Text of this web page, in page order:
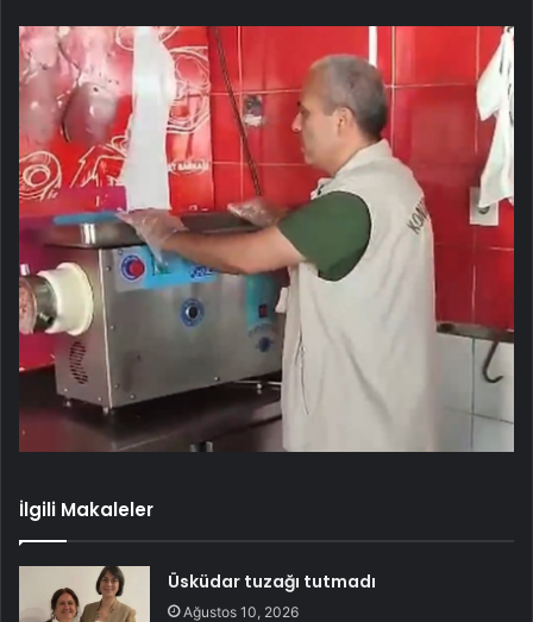
İlgili Makaleler
Üsküdar tuzağı tutmadı
Ağustos 10, 2026